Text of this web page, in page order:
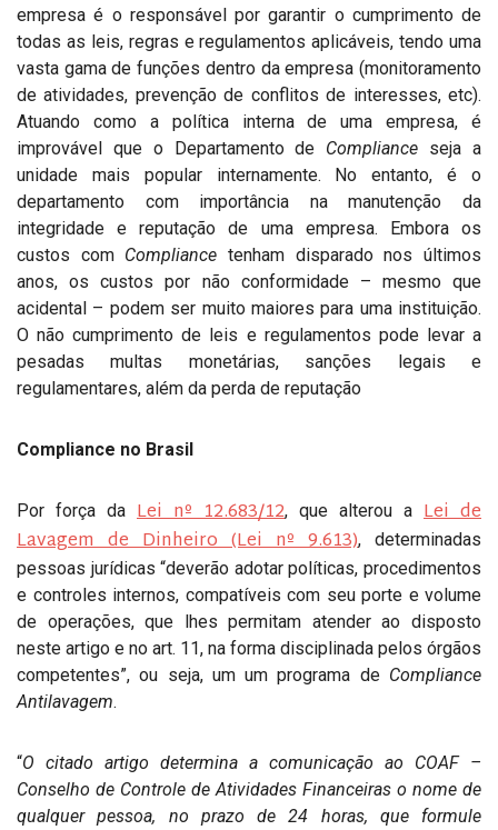
empresa é o responsável por garantir o cumprimento de
todas as leis, regras e regulamentos aplicáveis, tendo uma
vasta gama de funções dentro da empresa (monitoramento
de atividades, prevenção de conflitos de interesses, etc).
Atuando como a política interna de uma empresa, é
improvável que o Departamento de Compliance seja a
unidade mais popular internamente. No entanto, é o
departamento com importância na manutenção da
integridade e reputação de uma empresa. Embora os
custos com Compliance tenham disparado nos últimos
anos, os custos por não conformidade – mesmo que
acidental – podem ser muito maiores para uma instituição.
O não cumprimento de leis e regulamentos pode levar a
pesadas multas monetárias, sanções legais e
regulamentares, além da perda de reputação
Compliance no Brasil
Por força da Lei nº 12.683/12, que alterou a Lei de
Lavagem de Dinheiro (Lei nº 9.613), determinadas
pessoas jurídicas “deverão adotar políticas, procedimentos
e controles internos, compatíveis com seu porte e volume
de operações, que lhes permitam atender ao disposto
neste artigo e no art. 11, na forma disciplinada pelos órgãos
competentes”, ou seja, um um programa de Compliance
Antilavagem.
“O citado artigo determina a comunicação ao COAF –
Conselho de Controle de Atividades Financeiras o nome de
qualquer pessoa, no prazo de 24 horas, que formule